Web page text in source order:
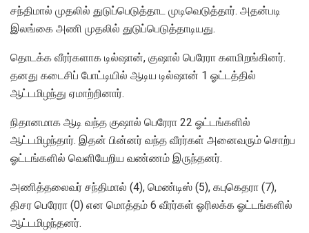
சந்திமால் முதலில் துடுப்பெடுத்தாட முடிவெடுத்தார். அதன்படி
இலங்கை அணி முதலில் துடுப்பெடுத்தாடியது.
தொடக்க வீரர்களாக டில்ஷான், குஷால் பெரேரா களமிறங்கினர்.
தனது கடைசிப் போட்டியில் ஆடிய டில்ஷான் 1 ஓட்டத்தில்
ஆட்டமிழந்து ஏமாற்றினார்.
நிதானமாக ஆடி வந்த குஷால் பெரேரா 22 ஓட்டங்களில்
ஆட்டமிழந்தார். இதன் பின்னர் வந்த வீரர்கள் அனைவரும் சொற்ப
ஓட்டங்களில் வெளியேறிய வண்ணம் இருந்தனர்.
அணித்தலைவர் சந்திமால் (4), மெண்டிஸ் (5), கபுகெதரா (7),
திசர பெரேரா (0) என மொத்தம் 6 வீரர்கள் ஓரிலக்க ஓட்டங்களில்
ஆட்டமிழந்தனர்.